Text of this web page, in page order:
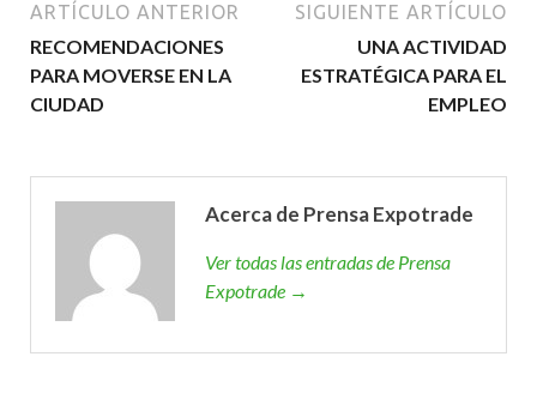
ARTÍCULO ANTERIOR
RECOMENDACIONES
PARA MOVERSE EN LA
CIUDAD
SIGUIENTE ARTÍCULO
UNA ACTIVIDAD
ESTRATÉGICA PARA EL
EMPLEO
Acerca de Prensa Expotrade
Ver todas las entradas de Prensa
Expotrade →